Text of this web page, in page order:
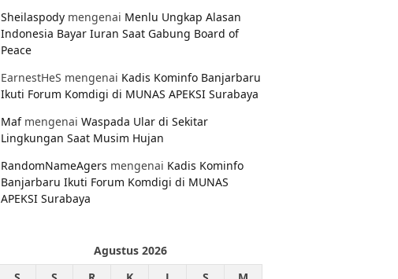
Sheilaspody mengenai Menlu Ungkap Alasan
Indonesia Bayar Iuran Saat Gabung Board of
Peace
EarnestHeS mengenai Kadis Kominfo Banjarbaru
Ikuti Forum Komdigi di MUNAS APEKSI Surabaya
Mafmengenai Waspada Ular di Sekitar
Lingkungan Saat Musim Hujan
RandomNameAgers mengenai Kadis Kominfo
Banjarbaru Ikuti Forum Komdigi di MUNAS
APEKSI Surabaya
Agustus 2026